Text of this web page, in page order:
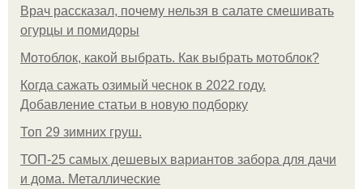
Врач рассказал, почему нельзя в салате смешивать
огурцы и помидоры
Мотоблок, какой выбрать. Как выбрать мотоблок?
Когда сажать озимый чеснок в 2022 году.
Добавление статьи в новую подборку
Топ 29 зимних груш.
ТОП-25 самых дешевых вариантов забора для дачи
и дома. Металлические